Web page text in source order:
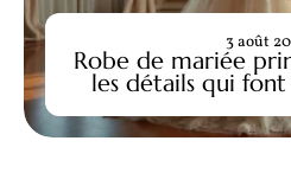
Robe de mariée
les détails qui
3 août